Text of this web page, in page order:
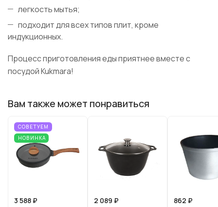
легкость мытья;
подходит для всех типов плит, кроме
индукционных.
Процесс приготовления еды приятнее вместе с
посудой Kukmara!
Вам также может понравиться
СОВЕТУЕМ
НОВИНКА
3 588 ₽
2 089 ₽
862 ₽